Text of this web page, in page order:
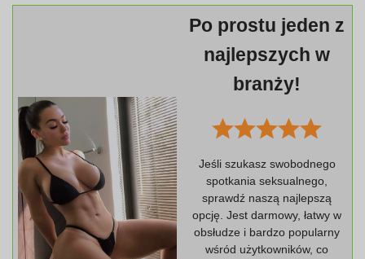
Po prostu jeden z
najlepszych w
branży!
Jeśli szukasz swobodnego
spotkania seksualnego,
sprawdź naszą najlepszą
opcję. Jest darmowy, łatwy w
obsłudze i bardzo popularny
wśród użytkowników, co